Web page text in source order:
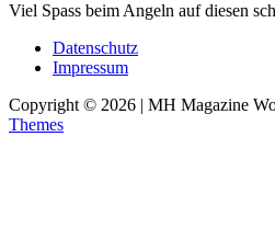
Viel Spass beim Angeln auf diesen
Datenschutz
Impressum
Copyright © 2026 | MH Magazine
Themes